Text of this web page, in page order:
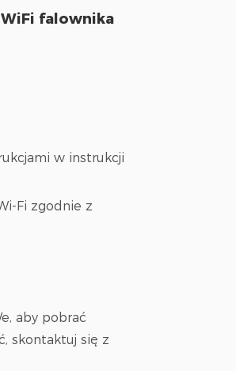
falownika
w instrukcji
Fi zgodnie z
aby pobrać
skontaktuj się z